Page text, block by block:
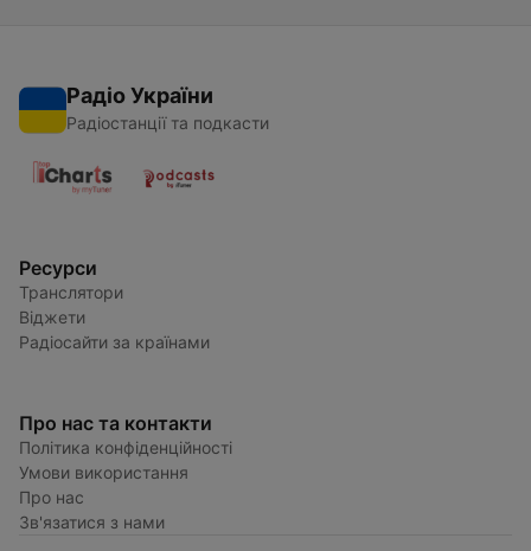
Радіо України
Радіостанції та подкасти
Ресурси
Транслятори
Віджети
Радіосайти за країнами
Про нас та контакти
Політика конфіденційності
Умови використання
Про нас
Зв'язатися з нами